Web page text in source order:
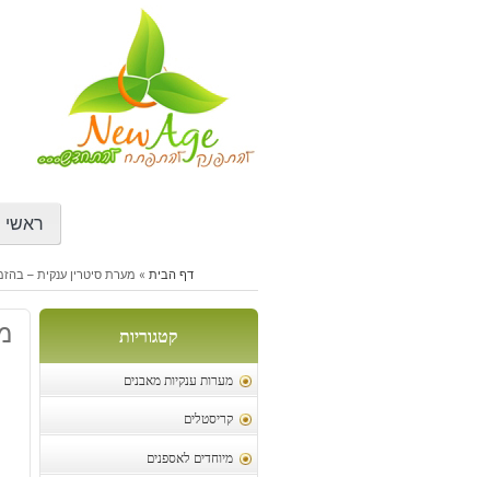
ראשי
דף הבית » מערת סיטרין ענקית –
קטגוריות
מערות ענקיות מאבנים
קריסטלים
מיוחדים לאספנים